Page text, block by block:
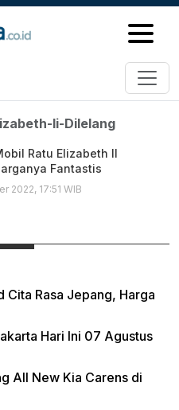
Ii Dilelang
Ii-Dilelang
Ratu Elizabeth II
Fantastis
2022, 17:51 WIB
Cita Rasa Jepang, Harga
Hari Ini 07 Agustus
All New Kia Carens di